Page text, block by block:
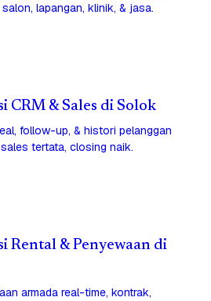
lapangan, klinik, & jasa.
CRM & Sales di Solok
follow-up, & histori pelanggan
tertata, closing naik.
Rental & Penyewaan di
armada real-time, kontrak,